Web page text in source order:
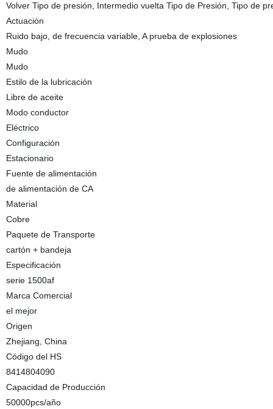
Volver Tipo de presión, Intermedio vuelta Tipo de Presión, Tipo de
Actuación
Ruido bajo, de frecuencia variable, A prueba de explosiones
Mudo
Mudo
Estilo de la lubricación
Libre de aceite
Modo conductor
Eléctrico
Configuración
Estacionario
Fuente de alimentación
de alimentación de CA
Material
Cobre
Paquete de Transporte
cartón + bandeja
Especificación
serie 1500af
Marca Comercial
el mejor
Origen
Zhejiang, China
Código del HS
8414804090
Capacidad de Producción
50000pcs/año